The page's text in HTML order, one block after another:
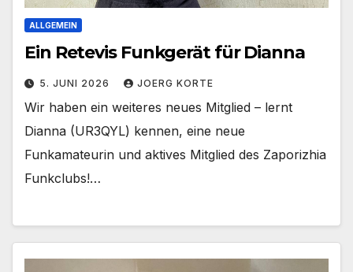
ALLGEMEIN
Ein Retevis Funkgerät für Dianna
5. JUNI 2026 JOERG KORTE
Wir haben ein weiteres neues Mitglied – lernt
Dianna (UR3QYL) kennen, eine neue
Funkamateurin und aktives Mitglied des Zaporizhia
Funkclubs!…